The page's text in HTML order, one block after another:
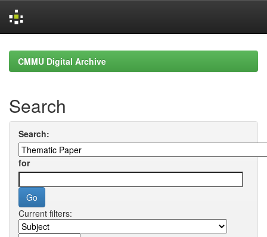
navigationCMMU Digital Archive
Search
Search:
for
Current filters: